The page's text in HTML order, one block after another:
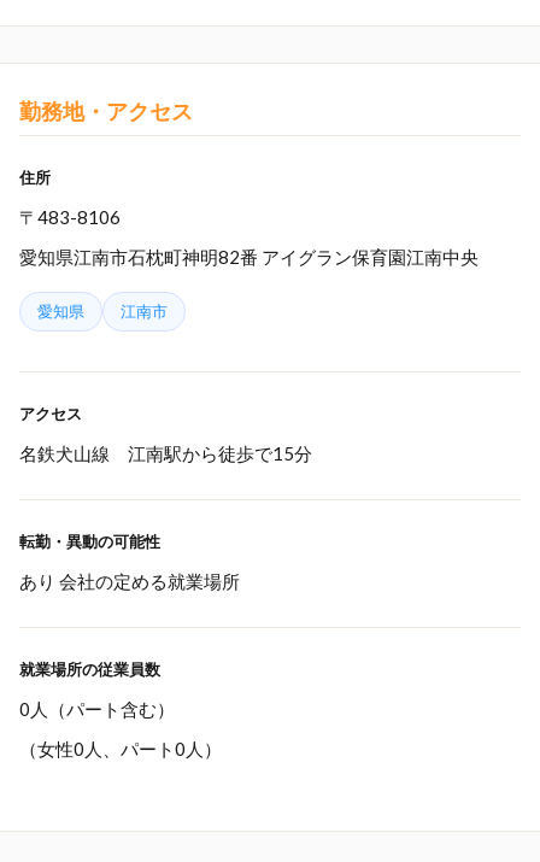
勤務地・アクセス
住所
〒483-8106
愛知県江南市石枕町神明82番 アイグラン保育園江南中央
愛知県 江南市
アクセス
名鉄犬山線 江南駅から徒歩で15分
転勤・異動の可能性
あり 会社の定める就業場所
就業場所の従業員数
0人（パート含む）
（女性0人、パート0人）